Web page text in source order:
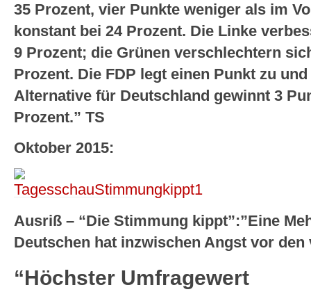
35 Prozent, vier Punkte weniger als im
konstant bei 24 Prozent. Die Linke
9 Prozent; die Grünen verschlechtern
Prozent. Die FDP legt einen Punkt zu
Alternative für Deutschland gewinnt 3
Prozent.” TS
Oktober 2015:
Ausriß – “Die Stimmung kippt”:”Eine
Deutschen hat inzwischen Angst vor den
“Höchster Umfragewert